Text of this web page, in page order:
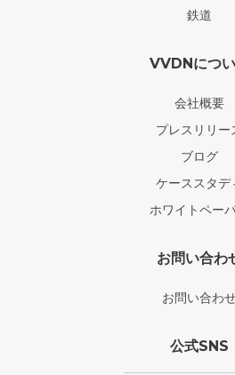
鉄道
VVDNにつ
会社概要
プレスリリー
ブログ
ケーススタデ
ホワイトペー
お問い合わ
お問い合わ
公式SNS